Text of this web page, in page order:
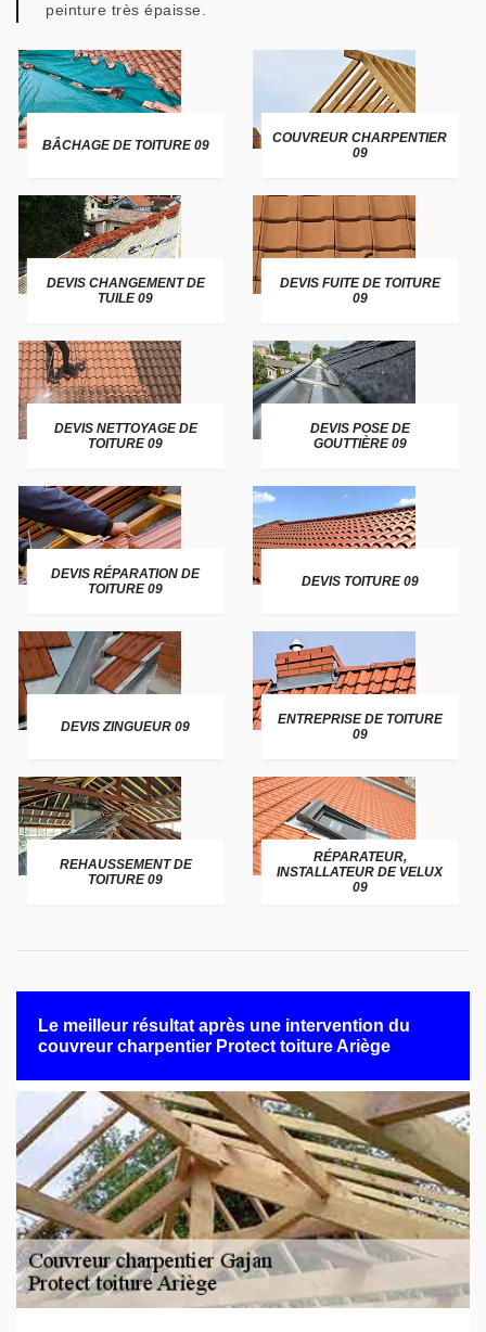
peinture très épaisse.
BÂCHAGE DE TOITURE 09
COUVREUR CHARPENTIER
09
DEVIS CHANGEMENT DE
TUILE 09
DEVIS FUITE DE TOITURE
09
DEVIS NETTOYAGE DE
TOITURE 09
DEVIS POSE DE
GOUTTIÈRE 09
DEVIS RÉPARATION DE
TOITURE 09
DEVIS TOITURE 09
DEVIS ZINGUEUR 09
ENTREPRISE DE TOITURE
09
REHAUSSEMENT DE
TOITURE 09
RÉPARATEUR,
INSTALLATEUR DE VELUX
09
Le meilleur résultat après une intervention du
couvreur charpentier Protect toiture Ariège